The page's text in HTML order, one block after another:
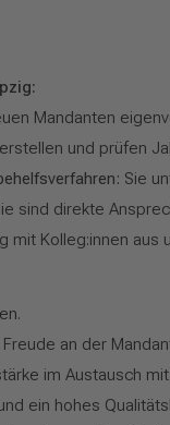
Mandanten
und prüfen
Sie
sind direkte
mit Kolleg:innen aus
an der
im Austausch
ein hohes